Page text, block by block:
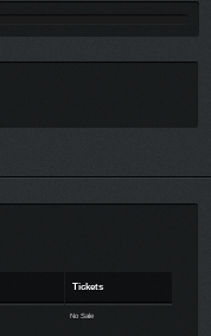
Tickets
No Sale